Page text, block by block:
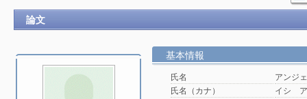
論文
基本情報
氏名
アンジ
氏名（カナ）
イシ ア